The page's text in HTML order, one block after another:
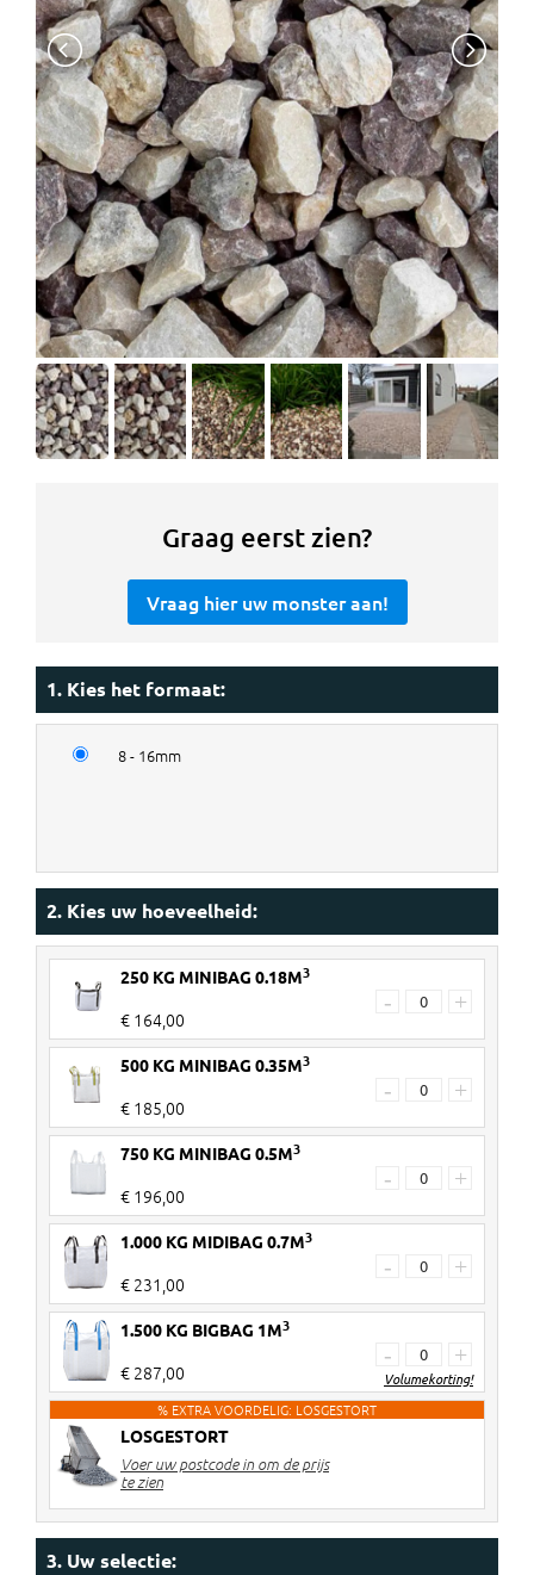
Graag eerst zien?
Vraag hier uw monster aan!
1. Kies het formaat:
8 - 16mm
2. Kies uw hoeveelheid:
250 KG MINIBAG 0.18M3
€ 164,00
- +
500 KG MINIBAG 0.35M3
€ 185,00
- +
750 KG MINIBAG 0.5M3
€ 196,00
- +
1.000 KG MIDIBAG 0.7M3
€ 231,00
- +
1.500 KG BIGBAG 1M3
€ 287,00
- +
Volumekorting!
2 stuks
3-4 stuks
€ 10 korting per big bag
5> stuks
Kortingen worden verrekend in de
% EXTRA VOORDELIG: LOSGESTORT
LOSGESTORT
Voer uw postcode in om de prijs
te zien
3. Uw selectie: